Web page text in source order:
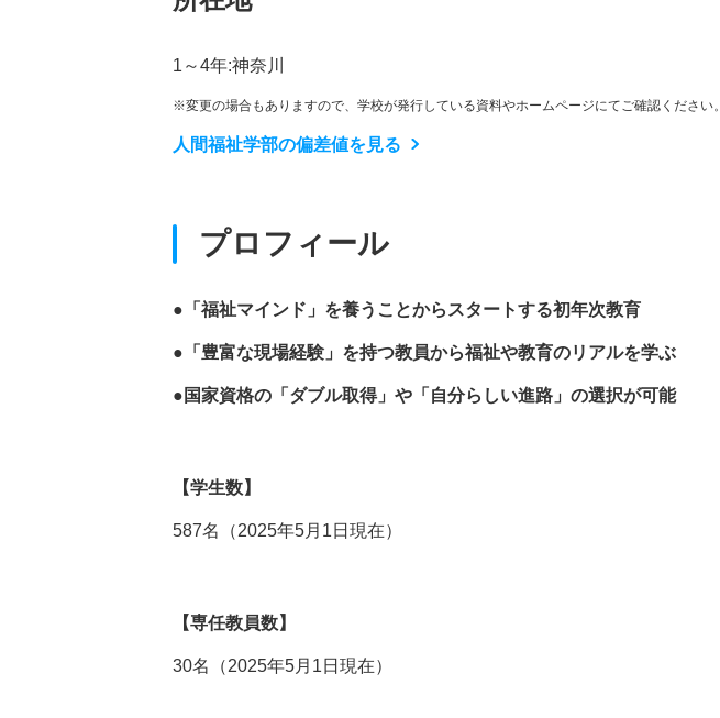
1～4年:神奈川
※変更の場合もありますので、学校が発行している資料やホームページにてご確認ください。
人間福祉学部の偏差値を見る
プロフィール
●「福祉マインド」を養うことからスタートする初年次教育
●「豊富な現場経験」を持つ教員から福祉や教育のリアルを学ぶ
●国家資格の「ダブル取得」や「自分らしい進路」の選択が可能
【学生数】
587名（2025年5月1日現在）
【専任教員数】
30名（2025年5月1日現在）